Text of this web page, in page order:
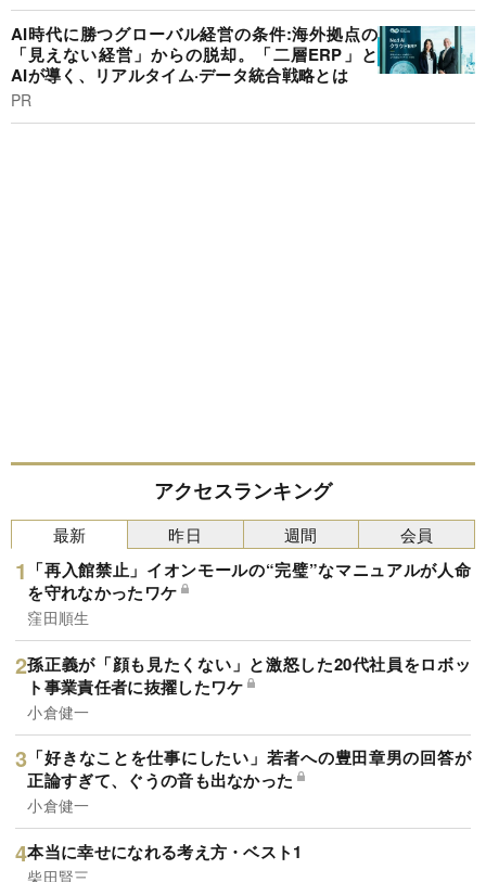
AI時代に勝つグローバル経営の条件:海外拠点の
「見えない経営」からの脱却。「二層ERP」と
AIが導く、リアルタイム·データ統合戦略とは
PR
アクセスランキング
最新
「再入館禁止」イオンモールの“完璧”なマニュアルが人命
を守れなかったワケ
窪田順生
孫正義が「顔も見たくない」と激怒した20代社員をロボッ
ト事業責任者に抜擢したワケ
小倉健一
「好きなことを仕事にしたい」若者への豊田章男の回答が
正論すぎて、ぐうの音も出なかった
小倉健一
本当に幸せになれる考え方・ベスト1
柴田賢三
昨日 週間 会員